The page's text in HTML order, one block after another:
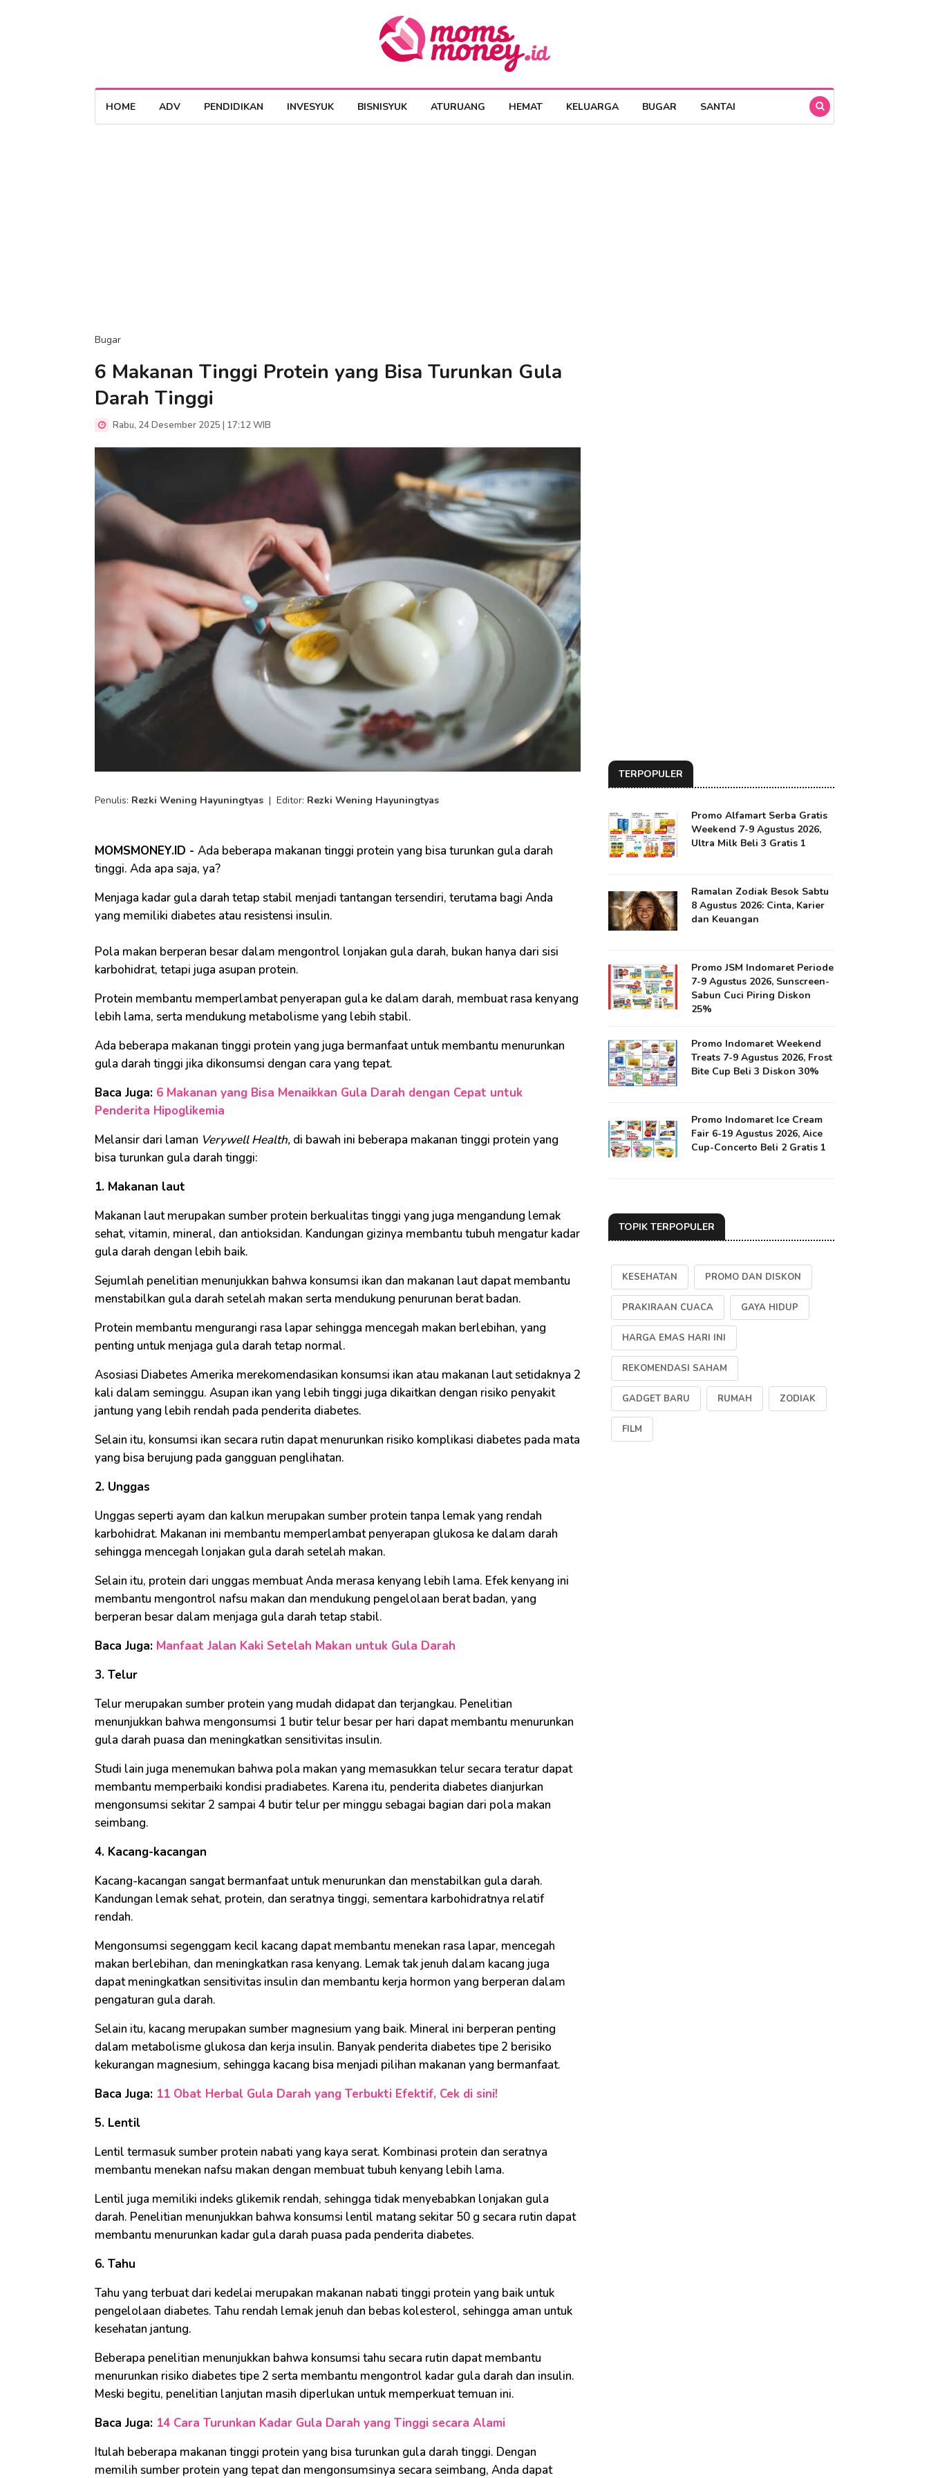
HOME ADV PENDIDIKAN INVESYUK BISNISYUK ATURUANG HEMAT KELUARGA BUGAR SANTAI
Bugar
6 Makanan Tinggi Protein yang Bisa Turunkan Gula
Darah Tinggi
Rabu, 24 Desember 2025 | 17:12 WIB
Penulis: Rezki Wening Hayuningtyas | Editor: Rezki Wening Hayuningtyas
MOMSMONEY.ID - Ada beberapa makanan tinggi protein yang bisa turunkan gula darah
tinggi. Ada apa saja, ya?
Menjaga kadar gula darah tetap stabil menjadi tantangan tersendiri, terutama bagi Anda
yang memiliki diabetes atau resistensi insulin.
Pola makan berperan besar dalam mengontrol lonjakan gula darah, bukan hanya dari sisi
karbohidrat, tetapi juga asupan protein.
Protein membantu memperlambat penyerapan gula ke dalam darah, membuat rasa kenyang
lebih lama, serta mendukung metabolisme yang lebih stabil.
Ada beberapa makanan tinggi protein yang juga bermanfaat untuk membantu menurunkan
gula darah tinggi jika dikonsumsi dengan cara yang tepat.
Baca Juga: 6 Makanan yang Bisa Menaikkan Gula Darah dengan Cepat untuk
Penderita Hipoglikemia
Melansir dari laman Verywell Health, di bawah ini beberapa makanan tinggi protein yang
bisa turunkan gula darah tinggi:
1. Makanan laut
Makanan laut merupakan sumber protein berkualitas tinggi yang juga mengandung lemak
sehat, vitamin, mineral, dan antioksidan. Kandungan gizinya membantu tubuh mengatur kadar
gula darah dengan lebih baik.
Sejumlah penelitian menunjukkan bahwa konsumsi ikan dan makanan laut dapat membantu
menstabilkan gula darah setelah makan serta mendukung penurunan berat badan.
Protein membantu mengurangi rasa lapar sehingga mencegah makan berlebihan, yang
penting untuk menjaga gula darah tetap normal.
Asosiasi Diabetes Amerika merekomendasikan konsumsi ikan atau makanan laut setidaknya 2
kali dalam seminggu. Asupan ikan yang lebih tinggi juga dikaitkan dengan risiko penyakit
jantung yang lebih rendah pada penderita diabetes.
Selain itu, konsumsi ikan secara rutin dapat menurunkan risiko komplikasi diabetes pada mata
yang bisa berujung pada gangguan penglihatan.
2. Unggas
Unggas seperti ayam dan kalkun merupakan sumber protein tanpa lemak yang rendah
karbohidrat. Makanan ini membantu memperlambat penyerapan glukosa ke dalam darah
sehingga mencegah lonjakan gula darah setelah makan.
Selain itu, protein dari unggas membuat Anda merasa kenyang lebih lama. Efek kenyang ini
membantu mengontrol nafsu makan dan mendukung pengelolaan berat badan, yang
berperan besar dalam menjaga gula darah tetap stabil.
Baca Juga: Manfaat Jalan Kaki Setelah Makan untuk Gula Darah
3. Telur
Telur merupakan sumber protein yang mudah didapat dan terjangkau. Penelitian
menunjukkan bahwa mengonsumsi 1 butir telur besar per hari dapat membantu menurunkan
gula darah puasa dan meningkatkan sensitivitas insulin.
Studi lain juga menemukan bahwa pola makan yang memasukkan telur secara teratur dapat
membantu memperbaiki kondisi pradiabetes. Karena itu, penderita diabetes dianjurkan
mengonsumsi sekitar 2 sampai 4 butir telur per minggu sebagai bagian dari pola makan
seimbang.
4. Kacang-kacangan
Kacang-kacangan sangat bermanfaat untuk menurunkan dan menstabilkan gula darah.
Kandungan lemak sehat, protein, dan seratnya tinggi, sementara karbohidratnya relatif
rendah.
Mengonsumsi segenggam kecil kacang dapat membantu menekan rasa lapar, mencegah
makan berlebihan, dan meningkatkan rasa kenyang. Lemak tak jenuh dalam kacang juga
dapat meningkatkan sensitivitas insulin dan membantu kerja hormon yang berperan dalam
pengaturan gula darah.
Selain itu, kacang merupakan sumber magnesium yang baik. Mineral ini berperan penting
dalam metabolisme glukosa dan kerja insulin. Banyak penderita diabetes tipe 2 berisiko
kekurangan magnesium, sehingga kacang bisa menjadi pilihan makanan yang bermanfaat.
Baca Juga: 11 Obat Herbal Gula Darah yang Terbukti Efektif, Cek di sini!
5. Lentil
Lentil termasuk sumber protein nabati yang kaya serat. Kombinasi protein dan seratnya
membantu menekan nafsu makan dengan membuat tubuh kenyang lebih lama.
Lentil juga memiliki indeks glikemik rendah, sehingga tidak menyebabkan lonjakan gula
darah. Penelitian menunjukkan bahwa konsumsi lentil matang sekitar 50 g secara rutin dapat
membantu menurunkan kadar gula darah puasa pada penderita diabetes.
6. Tahu
Tahu yang terbuat dari kedelai merupakan makanan nabati tinggi protein yang baik untuk
pengelolaan diabetes. Tahu rendah lemak jenuh dan bebas kolesterol, sehingga aman untuk
kesehatan jantung.
Beberapa penelitian menunjukkan bahwa konsumsi tahu secara rutin dapat membantu
menurunkan risiko diabetes tipe 2 serta membantu mengontrol kadar gula darah dan insulin.
Meski begitu, penelitian lanjutan masih diperlukan untuk memperkuat temuan ini.
Baca Juga: 14 Cara Turunkan Kadar Gula Darah yang Tinggi secara Alami
Itulah beberapa makanan tinggi protein yang bisa turunkan gula darah tinggi. Dengan
memilih sumber protein yang tepat dan mengonsumsinya secara seimbang, Anda dapat
TERPOPULER
Promo Alfamart Serba Gratis
Weekend 7-9 Agustus 2026,
Ultra Milk Beli 3 Gratis 1
Ramalan Zodiak Besok Sabtu
8 Agustus 2026: Cinta, Karier
dan Keuangan
Promo JSM Indomaret Periode
7-9 Agustus 2026, Sunscreen-
Sabun Cuci Piring Diskon
25%
Promo Indomaret Weekend
Treats 7-9 Agustus 2026, Frost
Bite Cup Beli 3 Diskon 30%
Promo Indomaret Ice Cream
Fair 6-19 Agustus 2026, Aice
Cup-Concerto Beli 2 Gratis 1
TOPIK TERPOPULER
KESEHATAN PROMO DAN DISKON
PRAKIRAAN CUACA GAYA HIDUP
HARGA EMAS HARI INI
REKOMENDASI SAHAM
GADGET BARU RUMAH ZODIAK
FILM